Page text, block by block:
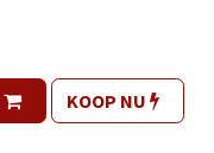
KOOP NU